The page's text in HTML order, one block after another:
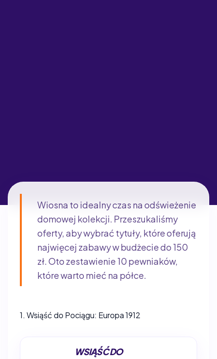
Wiosna to idealny czas na odświeżenie
domowej kolekcji. Przeszukaliśmy
oferty, aby wybrać tytuły, które oferują
najwięcej zabawy w budżecie do 150
zł. Oto zestawienie 10 pewniaków,
które warto mieć na półce.
1. Wsiąść do Pociągu: Europa 1912
WSIĄŚĆ DO